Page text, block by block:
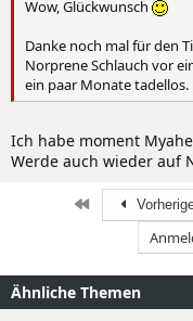
Wow, Glückwunsch
Danke noch mal für den
Norprene Schlauch vor
ein paar Monate tadellos.
Ich habe moment
Werde auch wieder auf
Erste
Ähnliche Themen